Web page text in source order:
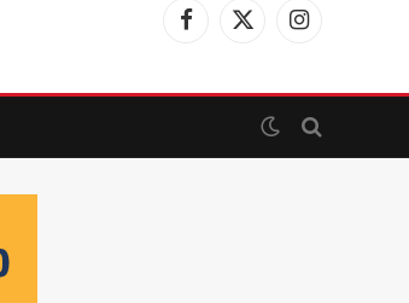
Facebook
X
Instagram